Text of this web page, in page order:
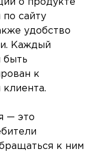
о продукте
по сайту
удобство
Каждый
быть
к
— это
к ним